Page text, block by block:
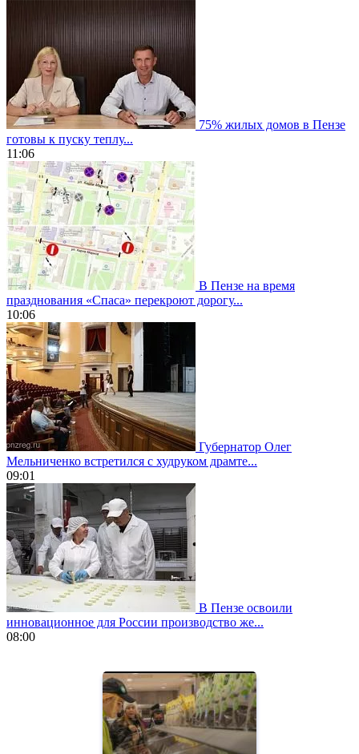
75% жилых домов в Пензе
готовы к пуску теплу...
11:06
В Пензе на время
празднования «Спаса» перекроют дорогу...
10:06
Губернатор Олег
Мельниченко встретился с худруком драмте...
09:01
В Пензе освоили
инновационное для России производство же...
08:00